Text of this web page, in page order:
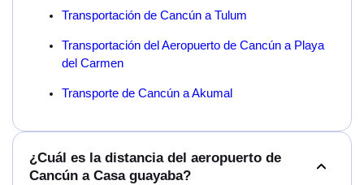
Transportación de Cancún a Tulum
Transportación del Aeropuerto de Cancún a Playa
del Carmen
Transporte de Cancún a Akumal
¿Cuál es la distancia del aeropuerto de
Cancún a Casa guayaba?